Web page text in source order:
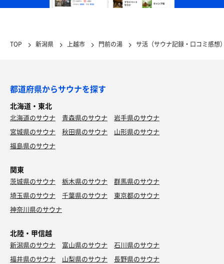
TOP 新潟県 上越市 門前の湯 サ活（サウナ記録・口コミ感想
都道府県からサウナを探す
北海道・東北
北海道のサウナ 青森県のサウナ
岩手県のサウナ
宮城県のサウナ
秋田県のサウナ
山形県のサウナ
福島県のサウナ
関東
茨城県のサウナ 栃木県のサウナ
群馬県のサウナ
埼玉県のサウナ
千葉県のサウナ
東京都のサウナ
神奈川県のサウナ
北陸・甲信越
新潟県のサウナ 富山県のサウナ
石川県のサウナ
福井県のサウナ
山梨県のサウナ 長野県のサウナ